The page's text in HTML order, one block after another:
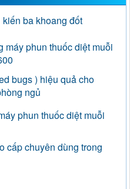
ba khoang đốt
máy phun thuốc diệt muỗi
bugs ) hiệu quả cho
ngủ
phun thuốc diệt muỗi
cấp chuyên dùng trong